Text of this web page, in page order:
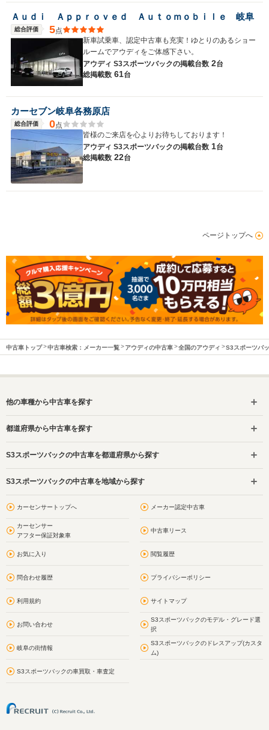
Ａｕｄｉ Ａｐｐｒｏｖｅｄ Ａｕｔｏｍｏｂｉｌｅ 岐阜
総合評価 5点
新車試乗車、認定中古車も充実！ゆとりのあるショー
ルームでアウディをご体感下さい。
アウディ S3スポーツバックの掲載台数 2台
総掲載数 61台
カーセブン岐阜各務原店
総合評価 0点
皆様のご来店を心よりお待ちしております！
アウディ S3スポーツバックの掲載台数 1台
総掲載数 22台
ページトップへ
中古車トップ 中古車検索：メーカー一覧 アウディの中古車 全国のアウディ S3スポーツバ
他の車種から中古車を探す
都道府県から中古車を探す
S3スポーツバックの中古車を都道府県から探す
S3スポーツバックの中古車を地域から探す
カーセンサートップへ メーカー認定中古車
カーセンサー
アフター保証対象車
中古車リース
お気に入り 閲覧履歴
問合わせ履歴 プライバシーポリシー
利用規約 サイトマップ
お問い合わせ
S3スポーツバックのモデル・グレード選
択
岐阜の街情報
S3スポーツバックのドレスアップ(カスタ
ム)
S3スポーツバックの車買取・車査定